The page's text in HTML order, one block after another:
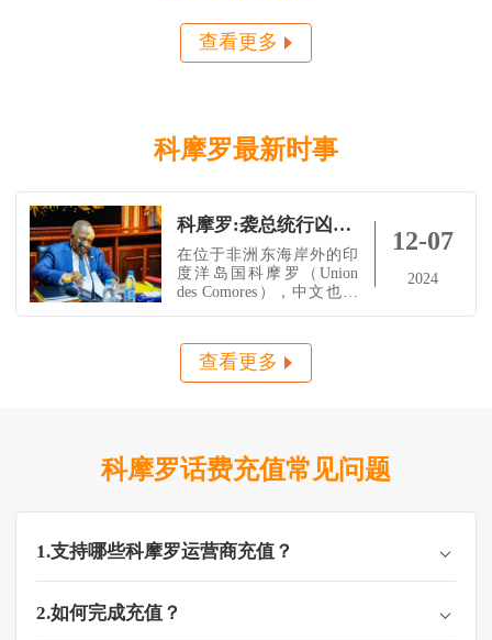
查看更多
科摩罗最新时事
科摩罗:袭总统行凶者毙狱中
在位于非洲东海岸外的印
度洋岛国科摩罗（Union
des Comores），中文也被
（président Azali
Assoumani）于两周前
（2024年09月13日）曾在
为，这名攻击者在被捕
后，当晚就已死亡。如
这名刺客的尸
12-07
2024
查看更多
科摩罗话费充值常见问题
1.支持哪些科摩罗运营商充值？
2.如何完成充值？